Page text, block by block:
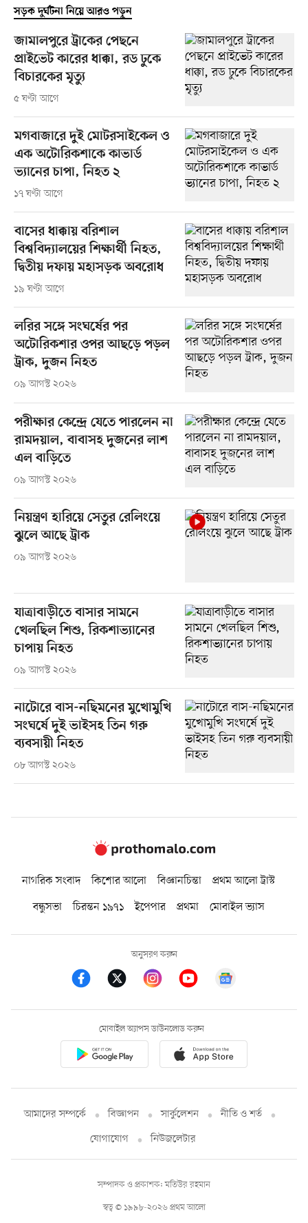
সড়ক দুর্ঘটনা নিয়ে আরও পড়ুন
জামালপুরে ট্রাকের পেছনে
প্রাইভেট কারের ধাক্কা, রড ঢুকে
বিচারকের মৃত্যু
৫ ঘণ্টা আগে
মগবাজারে দুই মোটরসাইকেল ও
এক অটোরিকশাকে কাভার্ড
ভ্যানের চাপা, নিহত ২
১৭ ঘণ্টা আগে
বাসের ধাক্কায় বরিশাল
বিশ্ববিদ্যালয়ের শিক্ষার্থী নিহত,
দ্বিতীয় দফায় মহাসড়ক অবরোধ
১৯ ঘণ্টা আগে
লরির সঙ্গে সংঘর্ষের পর
অটোরিকশার ওপর আছড়ে পড়ল
ট্রাক, দুজন নিহত
০৯ আগস্ট ২০২৬
পরীক্ষার কেন্দ্রে যেতে পারলেন না
রামদয়াল, বাবাসহ দুজনের লাশ
এল বাড়িতে
০৯ আগস্ট ২০২৬
নিয়ন্ত্রণ হারিয়ে সেতুর রেলিংয়ে
ঝুলে আছে ট্রাক
০৯ আগস্ট ২০২৬
যাত্রাবাড়ীতে বাসার সামনে
খেলছিল শিশু, রিকশাভ্যানের
চাপায় নিহত
০৯ আগস্ট ২০২৬
নাটোরে বাস-নছিমনের মুখোমুখি
সংঘর্ষে দুই ভাইসহ তিন গরু
ব্যবসায়ী নিহত
০৮ আগস্ট ২০২৬
নাগরিক সংবাদ কিশোর আলো বিজ্ঞানচিন্তা
প্রথম আলো ট্রাস্ট
বন্ধুসভা
চিরন্তন ১৯৭১ ইপেপার প্রথমা মোবাইল ভ্যাস
অনুসরণ করুন
মোবাইল অ্যাপস ডাউনলোড করুন
আমাদের সম্পর্কে বিজ্ঞাপন সার্কুলেশন
নীতি ও শর্ত
যোগাযোগ
নিউজলেটার
স্বত্ব © ১৯৯৮-২০২৬ প্রথম আলো
সম্পাদক ও প্রকাশক: মতিউর রহমান